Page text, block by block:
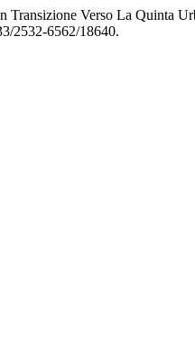
Transizione Verso La Quinta
2532-6562/18640.